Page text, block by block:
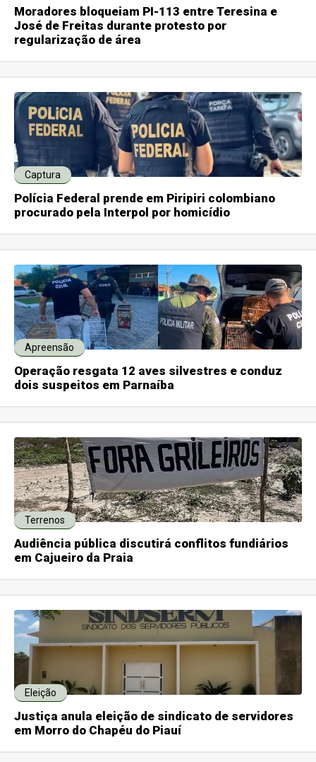
Moradores bloqueiam PI-113 entre Teresina e
José de Freitas durante protesto por
regularização de área
Captura
Polícia Federal prende em Piripiri colombiano
procurado pela Interpol por homicídio
Apreensão
Operação resgata 12 aves silvestres e conduz
dois suspeitos em Parnaíba
Terrenos
Audiência pública discutirá conflitos fundiários
em Cajueiro da Praia
Eleição
Justiça anula eleição de sindicato de servidores
em Morro do Chapéu do Piauí